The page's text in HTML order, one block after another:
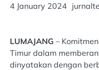
4 January 2024
LUMAJANG –
Timur dalam
dinyatakan dengan